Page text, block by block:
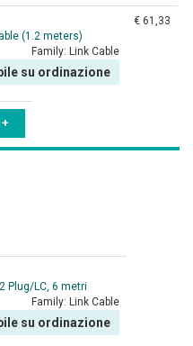
(1.2 meters)
Family: Link Cable
su ordinazione
€ 61,33
Plug/LC, 6 metri
Family: Link Cable
su ordinazione